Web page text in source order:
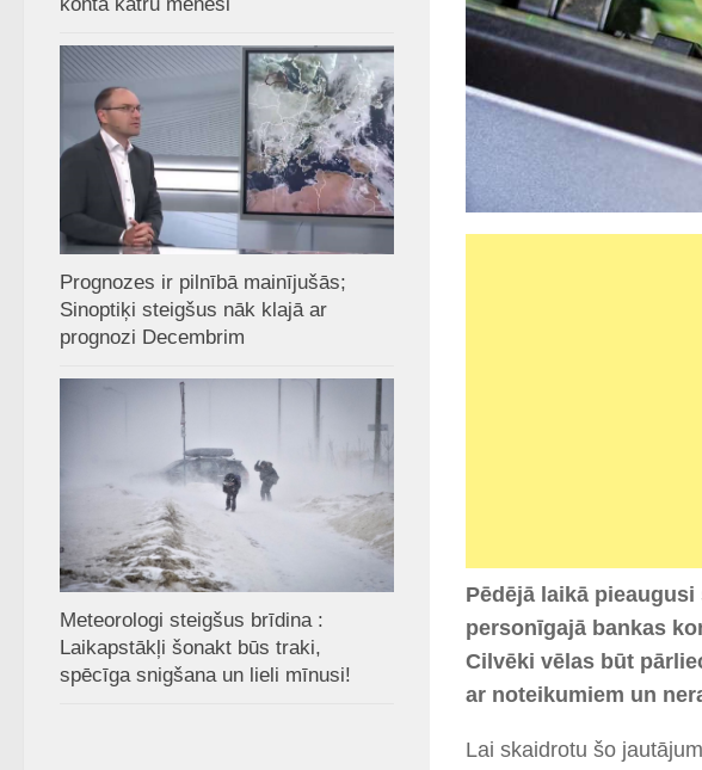
Pēdējā laikā
personīgajā bankas
Cilvēki vēlas būt
ar noteikumiem un
Lai skaidrotu šo
Prognozes ir pilnībā mainījušās;
Sinoptiķi steigšus nāk klajā ar
prognozi Decembrim
Meteorologi steigšus brīdina :
Laikapstākļi šonakt būs traki,
spēcīga snigšana un lieli mīnusi!